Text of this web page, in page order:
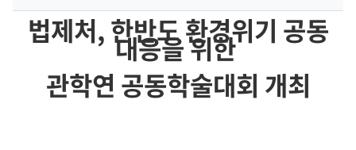
법제처,한반도 환경위기 공동
대응을 위한
관학연 공동학술대회 개최